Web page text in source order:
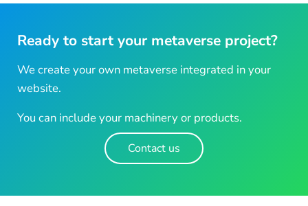
Ready to start your metaverse project?
We create your own metaverse integrated in your
website.
You can include your machinery or products.
Contact us